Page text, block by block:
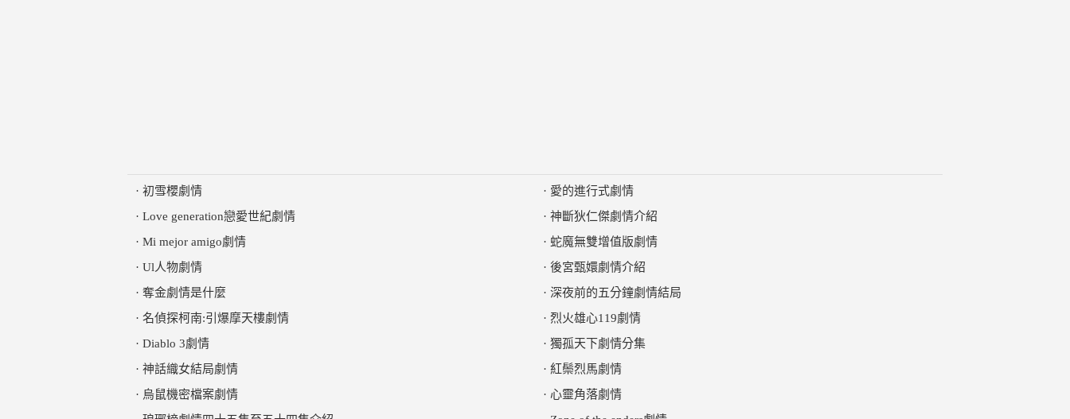
· 初雪櫻劇情
· Love generation戀愛世紀劇情
· Mi mejor amigo劇情
· Ul人物劇情
· 奪金劇情是什麼
· 名偵探柯南:引爆摩天樓劇情
· Diablo 3劇情
· 神話織女結局劇情
· 烏鼠機密檔案劇情
· 愛的進行式劇情
· 神斷狄仁傑劇情介紹
· 蛇魔無雙增值版劇情
· 後宮甄嬛劇情介紹
· 深夜前的五分鐘劇情結局
· 烈火雄心119劇情
· 獨孤天下劇情分集
· 紅鬃烈馬劇情
· 心靈角落劇情